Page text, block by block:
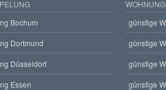
Bochum
Dortmund
Düsseldorf
Essen
günstige
günstige
günstige
günstige